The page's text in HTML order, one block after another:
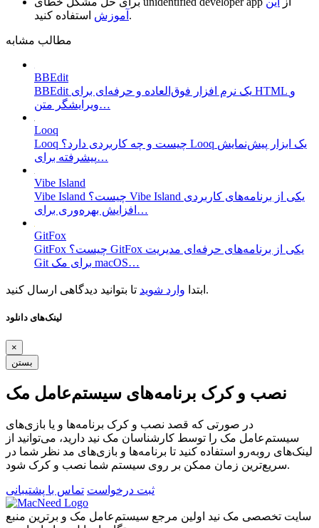
آموزش استفاده کنید.
مطالب مشابه
BBEdit
BBEdit یک نرم افزار فوق‌العاده و حرفه‌ای برای HTML و
ویرایشگر متن…
Looq
Looq چیست و چه کاربردی دارد؟ Looq یک ابزار پیش‌نمایش
پیشرفته برای…
Vibe Island
Vibe Island چیست؟ Vibe Island یکی از برنامه‌های کاربردی
افزایش بهره‌وری برای…
GitFox
GitFox چیست؟ GitFox یکی از برنامه‌های حرفه‌ای مدیریت
Git برای مک macOS…
ابتدا وارد شوید تا بتوانید دیدگاهی ارسال کنید.
لینک‌های دانلود
×
بستن
نصب و کرک برنامه‌های سیستم‌عامل مک
در صورتی که قصد نصب و کرک برنامه‌ها و یا بازی‌های
سیستم‌عامل مک را توسط کارشناسان مک نید دارید، می‌توانید از
لینک‌های رو‌به‌رو استفاده کنید تا برنامه‌ها و بازی‌های مد نظر شما در
سریع‌ترین زمان ممکن بر روی سیستم شما نصب و کرک شود.
ثبت درخواست تماس با پشتیبانی
سایت تخصصی مک نید اولین مرجع سیستم‌عامل مک و برترین منبع